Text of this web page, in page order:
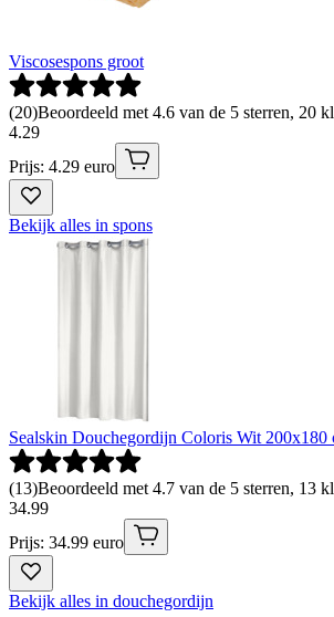
Viscosespons groot
(20)Beoordeeld met 4.6 van de 5 sterren, 20
4.29
Prijs: 4.29 euro
Bekijk alles in spons
Sealskin Douchegordijn Coloris Wit 200x180
(13)Beoordeeld met 4.7 van de 5 sterren, 13
34.99
Prijs: 34.99 euro
Bekijk alles in douchegordijn